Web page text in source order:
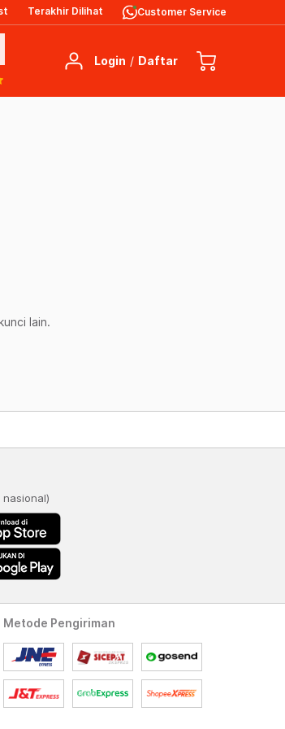
Terakhir Dilihat Customer Service
Login / Daftar
lain.
nasional)
Metode Pengiriman